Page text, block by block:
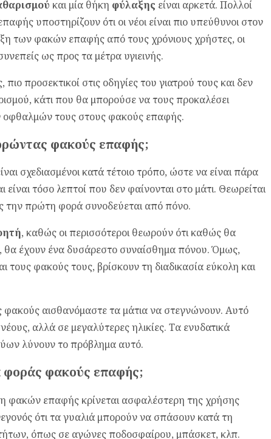
και μία θήκη φύλαξης είναι αρκετά. Πολλοί
υποστηρίζουν ότι οι νέοι είναι πιο υπεύθυνοι στον
των φακών επαφής από τους χρόνιους χρήστες, οι
ως προς τα μέτρα υγιεινής.
πιο προσεκτικοί στις οδηγίες του γιατρού τους και δεν
κάτι που θα μπορούσε να τους προκαλέσει
τους στους φακούς επαφής.
φακούς επαφής;
σχεδιασμένοι κατά τέτοιο τρόπο, ώστε να είναι πάρα
τόσο λεπτοί που δεν φαίνονται στο μάτι. Θεωρείται
πρώτη φορά συνοδεύεται από πόνο.
, καθώς οι περισσότεροι θεωρούν ότι καθώς θα
θα έχουν ένα δυσάρεστο συναίσθημα πόνου. Όμως,
τους φακούς τους, βρίσκουν τη διαδικασία εύκολη και
αισθανόμαστε τα μάτια να στεγνώνουν. Αυτό
αλλά σε μεγαλύτερες ηλικίες. Τα ενυδατικά
λύνουν το πρόβλημα αυτό.
φοράς φακούς επαφής;
φακών επαφής κρίνεται ασφαλέστερη της χρήσης
ότι τα γυαλιά μπορούν να σπάσουν κατά τη
όπως σε αγώνες ποδοσφαίρου, μπάσκετ, κλπ.